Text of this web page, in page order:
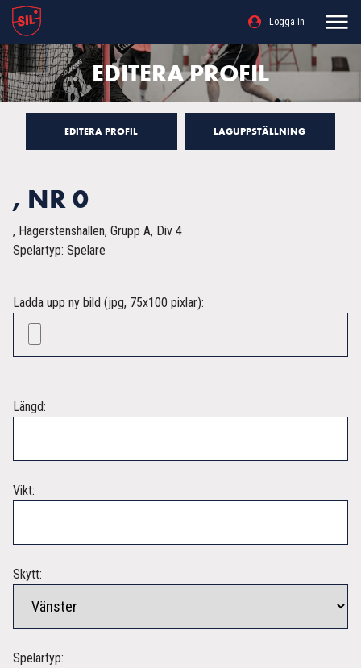
Logga in
EDITERA PROFIL
EDITERA PROFIL LAGUPPSTÄLLNING
, NR 0
, Hägerstenshallen, Grupp A, Div 4
Spelartyp: Spelare
Ladda upp ny bild (jpg, 75x100 pixlar):
Längd:
Vikt:
Skytt:
Spelartyp: